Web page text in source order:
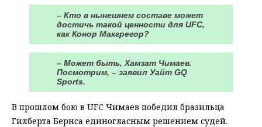
– Кто в нынешнем составе может
достичь такой ценности для UFC,
как Конор Макгрегор?
– Может быть, Хамзат Чимаев.
Посмотрим, – заявил Уайт GQ
Sports.
В прошлом бою в UFC Чимаев победил бразильца
Гилберта Бернса единогласным решением судей.